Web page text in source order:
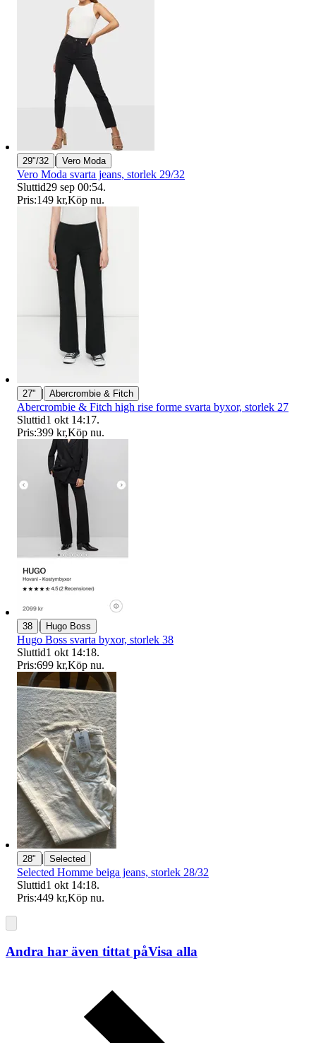
29"/32 | Vero Moda
Vero Moda svarta jeans, storlek 29/32
Sluttid29 sep 00:54.
Pris:149 kr,Köp nu.
27" | Abercrombie & Fitch
Abercrombie & Fitch high rise forme svarta byxor, storlek 27
Sluttid1 okt 14:17.
Pris:399 kr,Köp nu.
38 | Hugo Boss
Hugo Boss svarta byxor, storlek 38
Sluttid1 okt 14:18.
Pris:699 kr,Köp nu.
28" | Selected
Selected Homme beiga jeans, storlek 28/32
Sluttid1 okt 14:18.
Pris:449 kr,Köp nu.
Andra har även tittat påVisa alla